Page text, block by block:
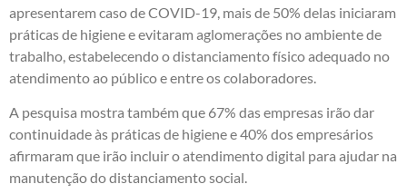
apresentarem caso de COVID-19, mais de 50% delas iniciaram
práticas de higiene e evitaram aglomerações no ambiente de
trabalho, estabelecendo o distanciamento físico adequado no
atendimento ao público e entre os colaboradores.
A pesquisa mostra também que 67% das empresas irão dar
continuidade às práticas de higiene e 40% dos empresários
afirmaram que irão incluir o atendimento digital para ajudar na
manutenção do distanciamento social.